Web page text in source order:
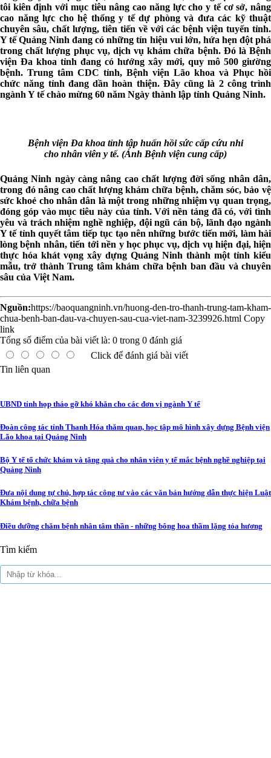
tôi kiên định với mục tiêu nâng cao năng lực cho y tế cơ sở, nâng
cao năng lực cho hệ thống y tế dự phòng và đưa các kỹ thuật
chuyên sâu, chất lượng, tiên tiến về với các bệnh viện tuyến tỉnh.
Y tế Quảng Ninh đang có những tín hiệu vui lớn, hứa hẹn đột phá
trong chất lượng phục vụ, dịch vụ khám chữa bệnh. Đó là Bệnh
viện Đa khoa tỉnh đang có hướng xây mới, quy mô 500 giường
bệnh. Trung tâm CDC tỉnh, Bệnh viện Lão khoa và Phục hồi
chức năng tỉnh đang dần hoàn thiện. Đây cũng là 2 công trình
ngành Y tế chào mừng 60 năm Ngày thành lập tỉnh Quảng Ninh.
Bệnh viện Đa khoa tỉnh tập huấn hồi sức cấp cứu nhi
cho nhân viên y tế. (Ảnh Bệnh viện cung cấp)
Quảng Ninh ngày càng nâng cao chất lượng đời sống nhân dân,
trong đó nâng cao chất lượng khám chữa bệnh, chăm sóc, bảo vệ
sức khoẻ cho nhân dân là một trong những nhiệm vụ quan trọng,
đóng góp vào mục tiêu này của tỉnh. Với nền tảng đã có, với tình
yêu và trách nhiệm nghề nghiệp, đội ngũ cán bộ, lãnh đạo ngành
Y tế tỉnh quyết tâm tiếp tục tạo nên những bước tiến mới, làm hài
lòng bệnh nhân, tiến tới nền y học phục vụ, dịch vụ hiện đại, hiện
thực hóa khát vọng xây dựng Quảng Ninh thành một tỉnh kiểu
mẫu, trở thành Trung tâm khám chữa bệnh ban đầu và chuyên
sâu của Việt Nam.
Nguồn:https://baoquangninh.vn/huong-den-tro-thanh-trung-tam-kham-
chua-benh-ban-dau-va-chuyen-sau-cua-viet-nam-3239926.html Copy
link
Tổng số điểm của bài viết là: 0 trong 0 đánh giá
Click để đánh giá bài viết
Tin liên quan
UBND tỉnh họp tháo gỡ khó khăn cho các đơn vị ngành Y tế
Đoàn công tác tỉnh Thanh Hóa thăm quan, học tập mô hình xây dựng Bệnh viện
Lão khoa tại Quảng Ninh
Bộ Y tế tổ chức khám và tặng quà cho nhân viên y tế mắc bệnh nghề nghiệp tại
Quảng Ninh
Đưa nội dung tự chủ, hợp tác công tư vào các văn bản hướng dẫn thực hiện Luật
Khám bệnh, chữa bệnh
Điều dưỡng chăm bệnh nhân tâm thần - những bông hoa thầm lặng tỏa hương
Tìm kiếm